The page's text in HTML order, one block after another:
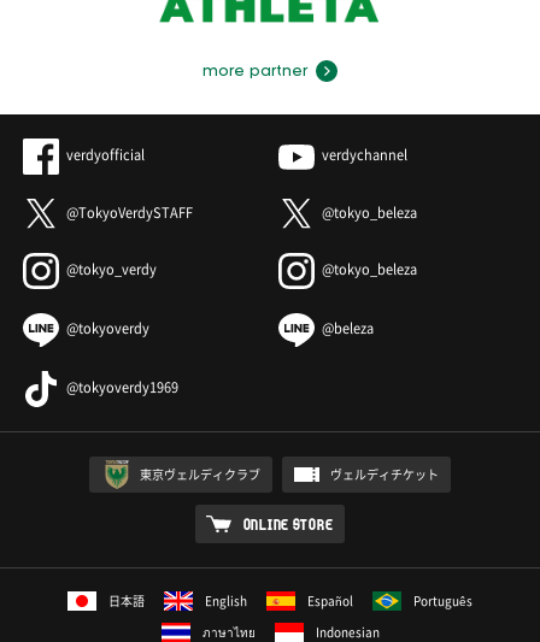
more partner
verdyofficial verdychannel
@TokyoVerdySTAFF @tokyo_beleza
@tokyo_verdy @tokyo_beleza
@tokyoverdy @beleza
@tokyoverdy1969
東京ヴェルディクラブ ヴェルディチケット
ONLINE STORE
日本語 English Español
Português
ภาษาไทย
Indonesian